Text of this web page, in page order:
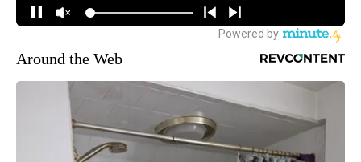
Around the Web